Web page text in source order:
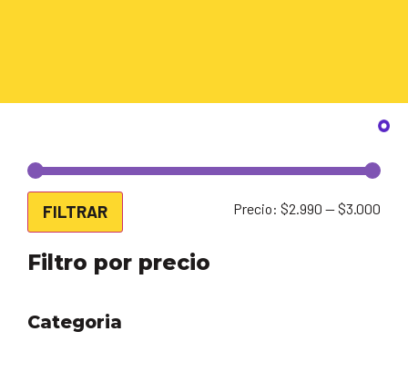
FILTRAR Precio: $2.990 —$3.000
Filtro por precio
Categoria